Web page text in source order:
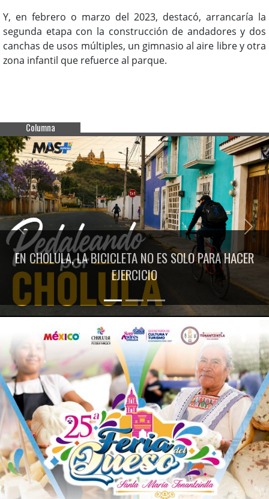
Y, en febrero o marzo del 2023, destacó, arrancaría la
segunda etapa con la construcción de andadores y dos
canchas de usos múltiples, un gimnasio al aire libre y otra
zona infantil que refuerce al parque.
Columna
EN CHOLULA, LA BICICLETA NO ES SOLO PARA HACER
EJERCICIO
Previous Next